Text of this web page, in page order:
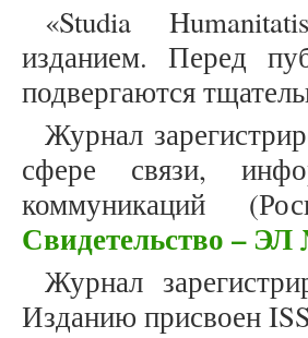
«Studia
изданием. Перед
подвергаются
Журнал
сфере связи,
коммуникаций
Свидетельство –
Журнал
Изданию присвоен